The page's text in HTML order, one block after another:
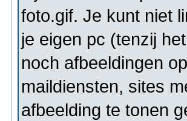
foto.gif. Je kunt niet
je eigen pc (tenzij
noch afbeeldingen
maildiensten, sites
afbeelding te tonen